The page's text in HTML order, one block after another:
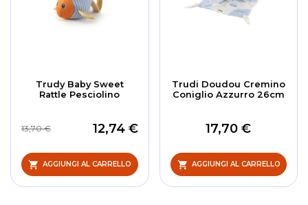
Trudy Baby Sweet
Rattle Pesciolino
12,74 €
13,70 €
AGGIUNGI AL CARRELLO
Trudi Doudou Cremino
Coniglio Azzurro 26cm
17,70 €
AGGIUNGI AL CARRELLO